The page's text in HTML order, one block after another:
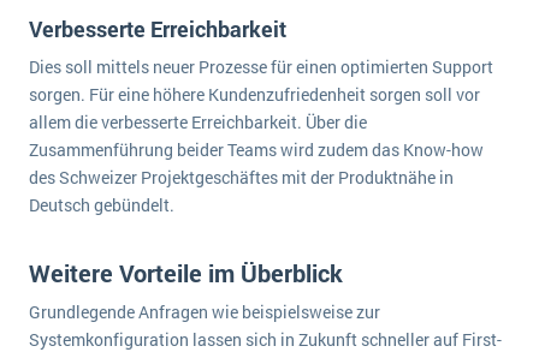
Vermietung
Versorgung
MEHR ÜBER ERP-SOFTWARE
ERP News
SAP übernimmt Reltio für eine bessere
Datenintegration
Verbesserte Erreichbarkeit
Dies soll mittels neuer Prozesse für einen optimierten Support
sorgen. Für eine höhere Kundenzufriedenheit sorgen soll vor
allem die verbesserte Erreichbarkeit. Über die
Zusammenführung beider Teams wird zudem das Know-how
des Schweizer Projektgeschäftes mit der Produktnähe in
Deutsch gebündelt.
Weitere Vorteile im Überblick
Grundlegende Anfragen wie beispielsweise zur
Systemkonfiguration lassen sich in Zukunft schneller auf First-